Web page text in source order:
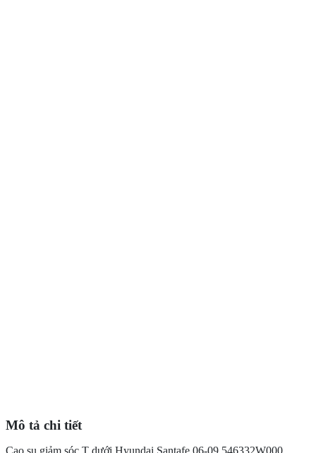
Mô tả chi tiết
Cao su giảm sóc T dưới Hyundai Santafe 06-09 546332W000